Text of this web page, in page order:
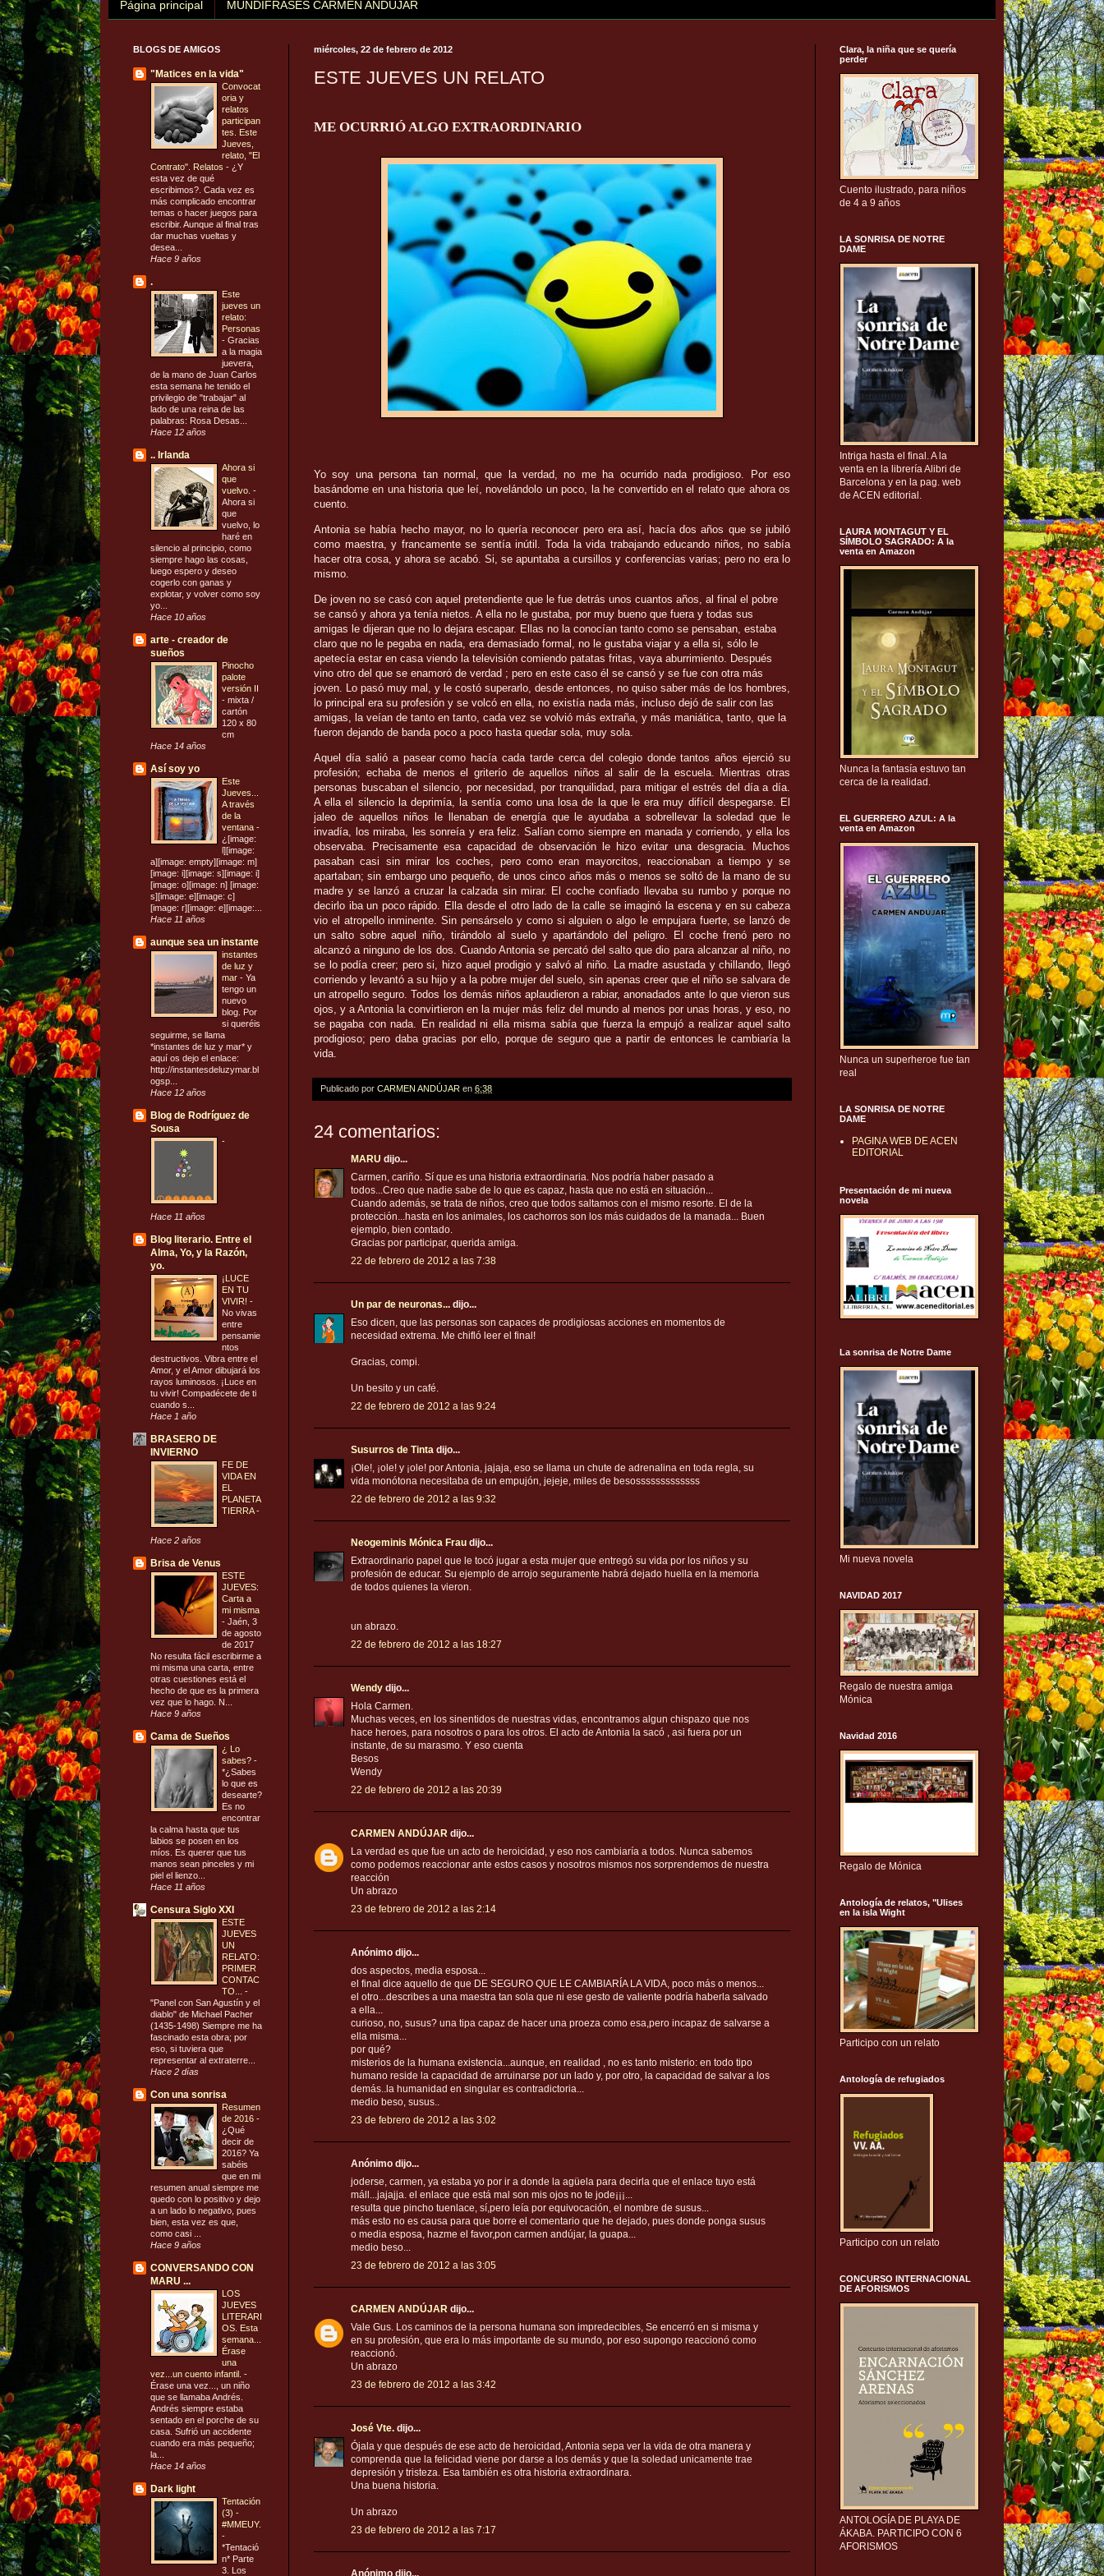
Página principal MUNDIFRASES CARMEN ANDÚJAR
miércoles, 22 de febrero de 2012
ESTE JUEVES UN RELATO
ME OCURRIÓ ALGO EXTRAORDINARIO
Yo soy una persona tan normal, que la verdad, no me ha ocurrido nada prodigioso. Por eso
basándome en una historia que leí, novelándolo un poco, la he convertido en el relato que ahora os
cuento.
Antonia se había hecho mayor, no lo quería reconocer pero era así, hacía dos años que se jubiló
como maestra, y francamente se sentía inútil. Toda la vida trabajando educando niños, no sabía
hacer otra cosa, y ahora se acabó. Si, se apuntaba a cursillos y conferencias varias; pero no era lo
mismo.
De joven no se casó con aquel pretendiente que le fue detrás unos cuantos años, al final el pobre
se cansó y ahora ya tenía nietos. A ella no le gustaba, por muy bueno que fuera y todas sus
amigas le dijeran que no lo dejara escapar. Ellas no la conocían tanto como se pensaban, estaba
claro que no le pegaba en nada, era demasiado formal, no le gustaba viajar y a ella si, sólo le
apetecía estar en casa viendo la televisión comiendo patatas fritas, vaya aburrimiento. Después
vino otro del que se enamoró de verdad ; pero en este caso él se cansó y se fue con otra más
joven. Lo pasó muy mal, y le costó superarlo, desde entonces, no quiso saber más de los hombres,
lo principal era su profesión y se volcó en ella, no existía nada más, incluso dejó de salir con las
amigas, la veían de tanto en tanto, cada vez se volvió más extraña, y más maniática, tanto, que la
fueron dejando de banda poco a poco hasta quedar sola, muy sola.
Aquel día salió a pasear como hacía cada tarde cerca del colegio donde tantos años ejerció su
profesión; echaba de menos el griterío de aquellos niños al salir de la escuela. Mientras otras
personas buscaban el silencio, por necesidad, por tranquilidad, para mitigar el estrés del día a día.
A ella el silencio la deprimía, la sentía como una losa de la que le era muy difícil despegarse. El
jaleo de aquellos niños le llenaban de energía que le ayudaba a sobrellevar la soledad que le
invadía, los miraba, les sonreía y era feliz. Salían como siempre en manada y corriendo, y ella los
observaba. Precisamente esa capacidad de observación le hizo evitar una desgracia. Muchos
pasaban casi sin mirar los coches, pero como eran mayorcitos, reaccionaban a tiempo y se
apartaban; sin embargo uno pequeño, de unos cinco años más o menos se soltó de la mano de su
madre y se lanzó a cruzar la calzada sin mirar. El coche confiado llevaba su rumbo y porque no
decirlo iba un poco rápido. Ella desde el otro lado de la calle se imaginó la escena y en su cabeza
vio el atropello inminente. Sin pensárselo y como si alguien o algo le empujara fuerte, se lanzó de
un salto sobre aquel niño, tirándolo al suelo y apartándolo del peligro. El coche frenó pero no
alcanzó a ninguno de los dos. Cuando Antonia se percató del salto que dio para alcanzar al niño, no
se lo podía creer; pero si, hizo aquel prodigio y salvó al niño. La madre asustada y chillando, llegó
corriendo y levantó a su hijo y a la pobre mujer del suelo, sin apenas creer que el niño se salvara de
un atropello seguro. Todos los demás niños aplaudieron a rabiar, anonadados ante lo que vieron sus
ojos, y a Antonia la convirtieron en la mujer más feliz del mundo al menos por unas horas, y eso, no
se pagaba con nada. En realidad ni ella misma sabía que fuerza la empujó a realizar aquel salto
prodigioso; pero daba gracias por ello, porque de seguro que a partir de entonces le cambiaría la
vida.
Publicado por CARMEN ANDÚJAR en 6:38
24 comentarios:
MARU dijo...
Carmen, cariño. Sí que es una historia extraordinaria. Nos podría haber pasado a
todos...Creo que nadie sabe de lo que es capaz, hasta que no está en situación...
Cuando además, se trata de niños, creo que todos saltamos con el mismo resorte. El de la
protección...hasta en los animales, los cachorros son los más cuidados de la manada... Buen
ejemplo, bien contado.
Gracias por participar, querida amiga.
22 de febrero de 2012 a las 7:38
Un par de neuronas... dijo...
Eso dicen, que las personas son capaces de prodigiosas acciones en momentos de
necesidad extrema. Me chifló leer el final!
Gracias, compi.
Un besito y un café.
22 de febrero de 2012 a las 9:24
Susurros de Tinta dijo...
¡Ole!, ¡ole! y ¡ole! por Antonia, jajaja, eso se llama un chute de adrenalina en toda regla, su
vida monótona necesitaba de un empujón, jejeje, miles de besosssssssssssss
22 de febrero de 2012 a las 9:32
Neogeminis Mónica Frau dijo...
Extraordinario papel que le tocó jugar a esta mujer que entregó su vida por los niños y su
profesión de educar. Su ejemplo de arrojo seguramente habrá dejado huella en la memoria
de todos quienes la vieron.
un abrazo.
22 de febrero de 2012 a las 18:27
Wendy dijo...
Hola Carmen.
Muchas veces, en los sinentidos de nuestras vidas, encontramos algun chispazo que nos
hace heroes, para nosotros o para los otros. El acto de Antonia la sacó , asi fuera por un
instante, de su marasmo. Y eso cuenta
Besos
Wendy
22 de febrero de 2012 a las 20:39
CARMEN ANDÚJAR dijo...
La verdad es que fue un acto de heroicidad, y eso nos cambiaría a todos. Nunca sabemos
como podemos reaccionar ante estos casos y nosotros mismos nos sorprendemos de nuestra
reacción
Un abrazo
23 de febrero de 2012 a las 2:14
Anónimo dijo...
dos aspectos, media esposa...
el final dice aquello de que DE SEGURO QUE LE CAMBIARÍA LA VIDA, poco más o menos...
el otro...describes a una maestra tan sola que ni ese gesto de valiente podría haberla salvado
a ella...
curioso, no, susus? una tipa capaz de hacer una proeza como esa,pero incapaz de salvarse a
ella misma...
por qué?
misterios de la humana existencia...aunque, en realidad , no es tanto misterio: en todo tipo
humano reside la capacidad de arruinarse por un lado y, por otro, la capacidad de salvar a los
demás..la humanidad en singular es contradictoria...
medio beso, susus..
23 de febrero de 2012 a las 3:02
Anónimo dijo...
joderse, carmen, ya estaba yo por ir a donde la agüela para decirla que el enlace tuyo está
máll...jajajja. el enlace que está mal son mis ojos no te jode¡¡¡...
resulta que pincho tuenlace, sí,pero leía por equivocación, el nombre de susus...
más esto no es causa para que borre el comentario que he dejado, pues donde ponga susus
o media esposa, hazme el favor,pon carmen andújar, la guapa...
medio beso...
23 de febrero de 2012 a las 3:05
CARMEN ANDÚJAR dijo...
Vale Gus. Los caminos de la persona humana son impredecibles, Se encerró en si misma y
en su profesión, que era lo más importante de su mundo, por eso supongo reaccionó como
reaccionó.
Un abrazo
23 de febrero de 2012 a las 3:42
José Vte. dijo...
Ójala y que después de ese acto de heroicidad, Antonia sepa ver la vida de otra manera y
comprenda que la felicidad viene por darse a los demás y que la soledad unicamente trae
depresión y tristeza. Esa también es otra historia extraordinara.
Una buena historia.
Un abrazo
23 de febrero de 2012 a las 7:17
BLOGS DE AMIGOS
"Matices en la vida"
Convocat
oria y
relatos
participan
tes. Este
Jueves,
relato, "El
Contrato". Relatos - ¿Y
esta vez de qué
escribimos?. Cada vez es
más complicado encontrar
temas o hacer juegos para
escribir. Aunque al final tras
dar muchas vueltas y
desea...
Hace 9 años
.
Este
jueves un
relato:
Personas
- Gracias
a la magia
juevera,
de la mano de Juan Carlos
esta semana he tenido el
privilegio de "trabajar" al
lado de una reina de las
palabras: Rosa Desas...
Hace 12 años
.. Irlanda
Ahora si
que
vuelvo. -
Ahora si
que
vuelvo, lo
haré en
silencio al principio, como
siempre hago las cosas,
luego espero y deseo
cogerlo con ganas y
explotar, y volver como soy
yo...
Hace 10 años
arte - creador de
sueños
Pinocho
palote
versión II
- mixta /
cartón
120 x 80
cm
Hace 14 años
Así soy yo
Este
Jueves...
A través
de la
ventana -
¿[image:
l][image:
a][image: empty][image: m]
[image: i][image: s][image: i]
[image: o][image: n] [image:
s][image: e][image: c]
[image: r][image: e][image:...
Hace 11 años
aunque sea un instante
instantes
de luz y
mar - Ya
tengo un
nuevo
blog. Por
si queréis
seguirme, se llama
*instantes de luz y mar* y
aquí os dejo el enlace:
http://instantesdeluzymar.bl
ogsp...
Hace 12 años
Blog de Rodríguez de
Sousa
-
Hace 11 años
Blog literario. Entre el
Alma, Yo, y la Razón,
yo.
¡LUCE
EN TU
VIVIR! -
No vivas
entre
pensamie
ntos
destructivos. Vibra entre el
Amor, y el Amor dibujará los
rayos luminosos. ¡Luce en
tu vivir! Compadécete de ti
cuando s...
Hace 1 año
BRASERO DE
INVIERNO
FE DE
VIDA EN
EL
PLANETA
TIERRA-
Hace 2 años
Brisa de Venus
ESTE
JUEVES:
Carta a
mi misma
- Jaén, 3
de agosto
de 2017
No resulta fácil escribirme a
mi misma una carta, entre
otras cuestiones está el
hecho de que es la primera
vez que lo hago. N...
Hace 9 años
Cama de Sueños
¿ Lo
sabes? -
*¿Sabes
lo que es
desearte?
Es no
encontrar
la calma hasta que tus
labios se posen en los
míos. Es querer que tus
manos sean pinceles y mi
piel el lienzo...
Hace 11 años
Censura Siglo XXI
ESTE
JUEVES
UN
RELATO:
PRIMER
CONTAC
TO... -
"Panel con San Agustín y el
diablo" de Michael Pacher
(1435-1498) Siempre me ha
fascinado esta obra; por
eso, si tuviera que
representar al extraterre...
Hace 2 días
Con una sonrisa
Resumen
de 2016 -
¿Qué
decir de
2016? Ya
sabéis
que en mi
resumen anual siempre me
quedo con lo positivo y dejo
a un lado lo negativo, pues
bien, esta vez es que,
como casi ...
Hace 9 años
CONVERSANDO CON
MARU ...
LOS
JUEVES
LITERARI
OS. Esta
semana...
Érase
una
vez...un cuento infantil. -
Érase una vez..., un niño
que se llamaba Andrés.
Andrés siempre estaba
sentado en el porche de su
casa. Sufrió un accidente
cuando era más pequeño;
la...
Hace 14 años
Dark light
Tentación
(3) -
#MMEUY.
-
*Tentació
n* Parte
3. Los
Clara, la niña que se quería
perder
Cuento ilustrado, para niños
de 4 a 9 años
LA SONRISA DE NOTRE
DAME
Intriga hasta el final. A la
venta en la librería Alibri de
Barcelona y en la pag. web
de ACEN editorial.
LAURA MONTAGUT Y EL
SÍMBOLO SAGRADO: A la
venta en Amazon
Nunca la fantasía estuvo tan
cerca de la realidad.
EL GUERRERO AZUL: A la
venta en Amazon
Nunca un superheroe fue tan
real
LA SONRISA DE NOTRE
DAME
PAGINA WEB DE ACEN
EDITORIAL
Presentación de mi nueva
novela
La sonrisa de Notre Dame
Mi nueva novela
NAVIDAD 2017
Regalo de nuestra amiga
Mónica
Navidad 2016
Regalo de Mónica
Antología de relatos, "Ulises
en la isla Wight
Participo con un relato
Antología de refugiados
Participo con un relato
CONCURSO INTERNACIONAL
DE AFORISMOS
ANTOLOGÍA DE PLAYA DE
ÁKABA. PARTICIPO CON 6
AFORISMOS